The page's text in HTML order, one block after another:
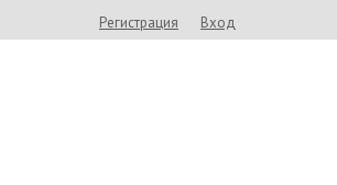
Регистрация Вход